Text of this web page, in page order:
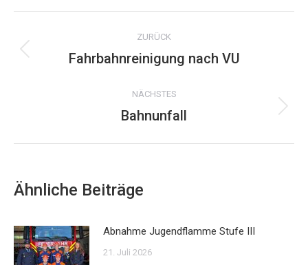
WhatsApp
Kommentarnavigation
ZURÜCK
Vorheriger
Fahrbahnreinigung nach VU
NÄCHSTES
Nächster
Bahnunfall
Ähnliche Beiträge
Abnahme Jugendflamme Stufe III
21. Juli 2026